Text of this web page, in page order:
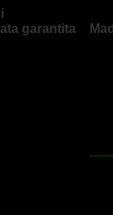
garantita